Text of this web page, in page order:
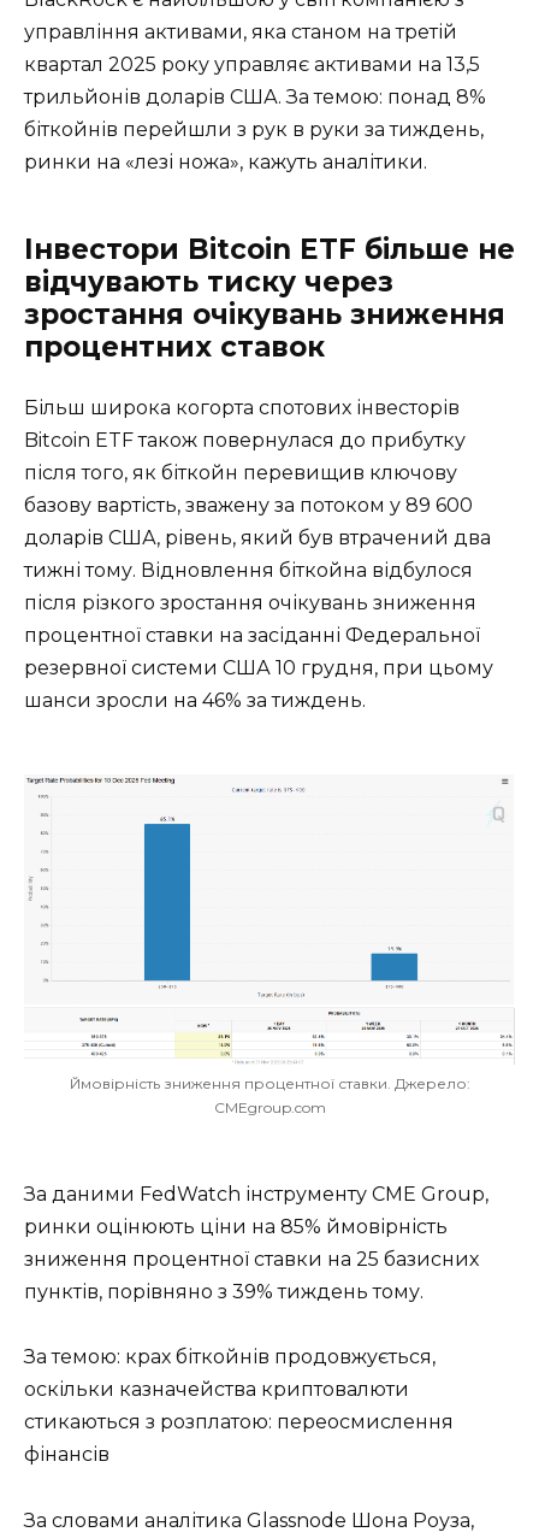
управління активами, яка станом на третій
квартал 2025 року управляє активами на 13,5
трильйонів доларів США. За темою: понад 8%
біткойнів перейшли з рук в руки за тиждень,
ринки на «лезі ножа», кажуть аналітики.
Інвестори Bitcoin ETF більше не
відчувають тиску через
зростання очікувань зниження
процентних ставок
Більш широка когорта спотових інвесторів
Bitcoin ETF також повернулася до прибутку
після того, як біткойн перевищив ключову
базову вартість, зважену за потоком у 89 600
доларів США, рівень, який був втрачений два
тижні тому. Відновлення біткойна відбулося
після різкого зростання очікувань зниження
процентної ставки на засіданні Федеральної
резервної системи США 10 грудня, при цьому
шанси зросли на 46% за тиждень.
Ймовірність зниження процентної ставки. Джерело:
CMEgroup.com
За даними FedWatch інструменту CME Group,
ринки оцінюють ціни на 85% ймовірність
зниження процентної ставки на 25 базисних
пунктів, порівняно з 39% тиждень тому.
За темою: крах біткойнів продовжується,
оскільки казначейства криптовалюти
стикаються з розплатою: переосмислення
фінансів
За словами аналітика Glassnode Шона Роуза,